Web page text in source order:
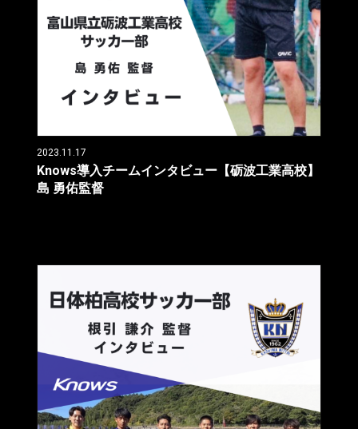
2023.11.17
Knows導入チームインタビュー【砺波工業高校】
島 勇佑監督